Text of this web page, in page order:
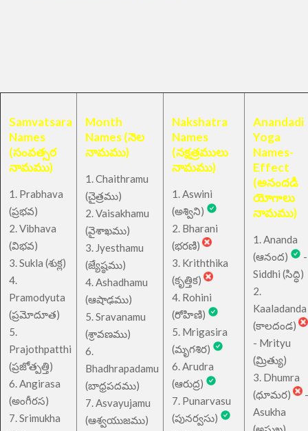
Samvatsara
Names
(సంవత్సర
నామము)
1. Prabhava
(ప్రభవ)
2. Vibhava
(విభవ)
3. Sukla (శుక్ల)
4.
Pramodyuta
(ప్రమోదూత)
5.
Prajothpatthi
(ప్రజోత్పత్తి)
6. Angirasa
(అంగీరస)
7. Srimukha
Month
Names (నెల
నామము)
1. Chaithramu
(చైత్రము)
2. Vaisakhamu
(వైశాఖము)
3. Jyesthamu
(జ్యేష్ఠము)
4. Ashadhamu
(ఆషాఢము)
5. Sravanamu
(శ్రావణము)
6.
Bhadhrapadamu
(బాధ్రపదము)
7. Asvayujamu
(ఆశ్వయుజము)
Nakshatra
Names
(నక్షత్రములు
నామము)
1. Aswini
(అశ్విని)
2. Bharani
(భరణి)
3. Kriththika
(కృత్తిక)
4. Rohini
(రోహిణి)
5. Mrigasira
(మృగశిర)
6. Arudra
(ఆరుద్ర)
7. Punarvasu
(పునర్వసు)
Anandadi
Yoga
Names-
Effect
(అనందడి
యోగాలు
నామము)
1. Ananda
(ఆనంద)
-
Siddhi (సిద్ధి)
2.
Kaaladanda
(కాలదండ)
- Mrityu
(మ్రిత్యు)
3. Dhumra
(ధూమర)
-
Asukha